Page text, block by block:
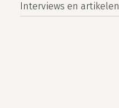
Interviews en artikelen